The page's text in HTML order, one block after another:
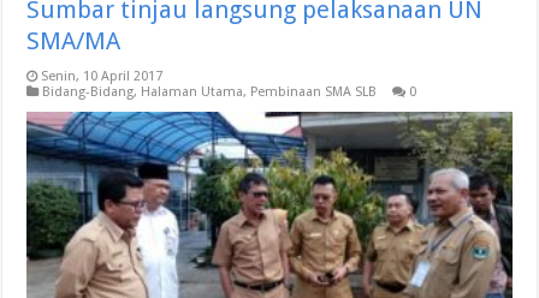
Sumbar tinjau langsung pelaksanaan UN
SMA/MA
Senin, 10 April 2017
Bidang-Bidang, Halaman Utama, Pembinaan SMA SLB 0